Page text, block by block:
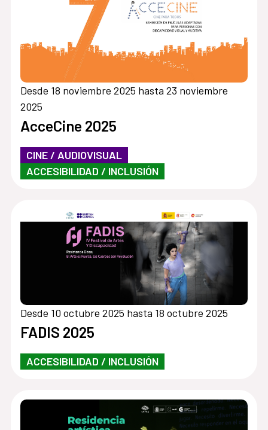
Desde 18 noviembre 2025 hasta 23 noviembre
2025
AcceCine 2025
CINE / AUDIOVISUAL
ACCESIBILIDAD / INCLUSIÓN
Desde 10 octubre 2025 hasta 18 octubre 2025
FADIS 2025
ACCESIBILIDAD / INCLUSIÓN